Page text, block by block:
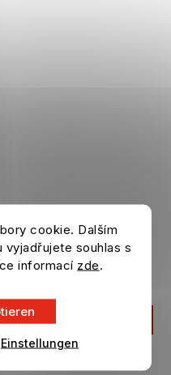
cookie. Dalším
souhlas s
informací zde.
Einstellungen
HOTSPUR 9Forty
weiß